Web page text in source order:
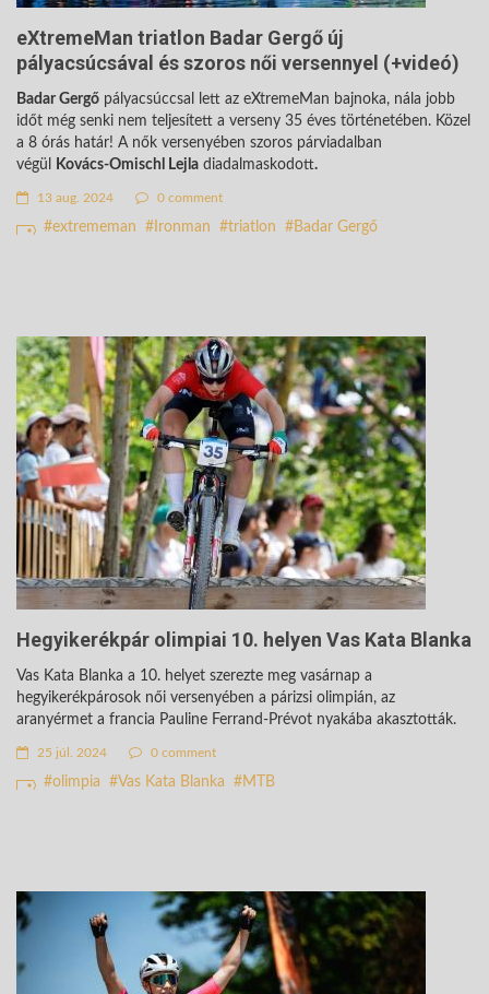
eXtremeMan triatlon Badar Gergő új
pályacsúcsával és szoros női versennyel (+videó)
Badar Gergő pályacsúccsal lett az eXtremeMan bajnoka, nála jobb
időt még senki nem teljesített a verseny 35 éves történetében. Közel
a 8 órás határ! A nők versenyében szoros párviadalban
végül
Kovács-Omischl Lejla diadalmaskodott.
13 aug. 2024 0 comment
extrememan Ironman triatlon Badar Gergő
Hegyikerékpár olimpiai 10. helyen Vas Kata Blanka
Vas Kata Blanka a 10. helyet szerezte meg vasárnap a
hegyikerékpárosok női versenyében a párizsi olimpián, az
aranyérmet a francia Pauline Ferrand-Prévot nyakába akasztották.
25 júl. 2024 0 comment
olimpia Vas Kata Blanka MTB